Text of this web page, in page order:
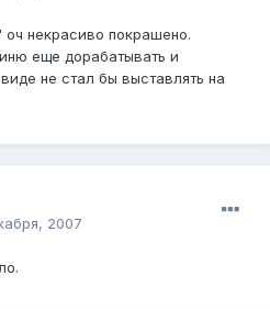
некрасиво покрашено.
еще дорабатывать и
не стал бы выставлять на
2007